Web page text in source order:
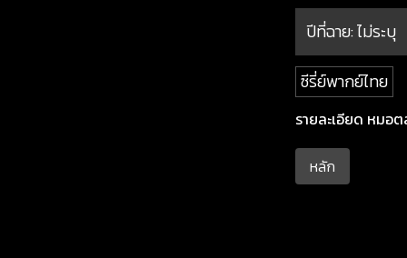
ปีที่ฉาย:ไม่ระบุ
ซีรี่ย์พากย์ไทย
รายละเอียด หมอ
หลัก